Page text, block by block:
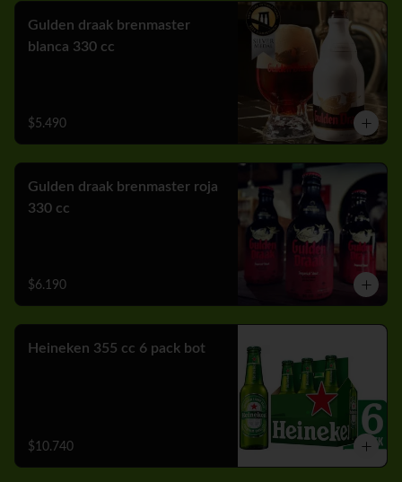
Gulden draak brenmaster
blanca 330 cc
$5.490
Gulden draak brenmaster roja
330 cc
$6.190
Heineken 355 cc 6 pack bot
$10.740